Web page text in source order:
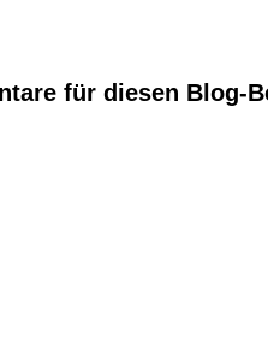
für diesen Blog-